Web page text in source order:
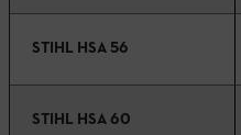
STIHL HSA 56
STIHL HSA 60